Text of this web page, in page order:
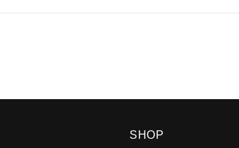
SHOP